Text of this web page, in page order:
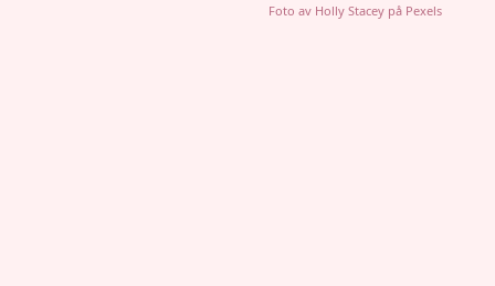
Foto av Holly Staceypå Pexels